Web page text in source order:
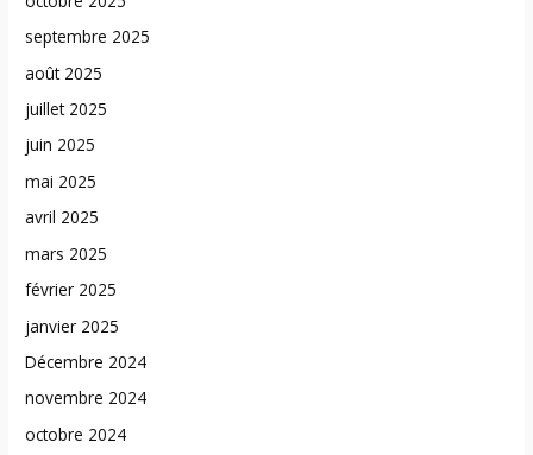
septembre 2025
août 2025
juillet 2025
juin 2025
mai 2025
avril 2025
mars 2025
février 2025
janvier 2025
Décembre 2024
novembre 2024
octobre 2024